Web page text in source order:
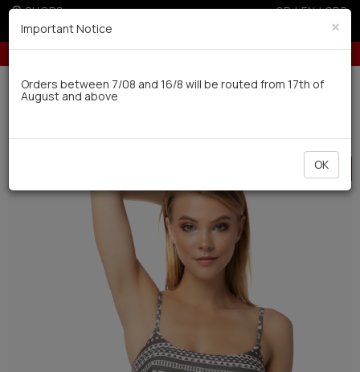
SHOPS GR|EN|SRB
10% off for orders over 250€ for EU & 300€ for non EU
Delivery in 7-9 working days via UPS
HOT
OFFER
×
Important Notice
Orders between 7/08 and 16/8 will be routed from 17th of
August and above
OK